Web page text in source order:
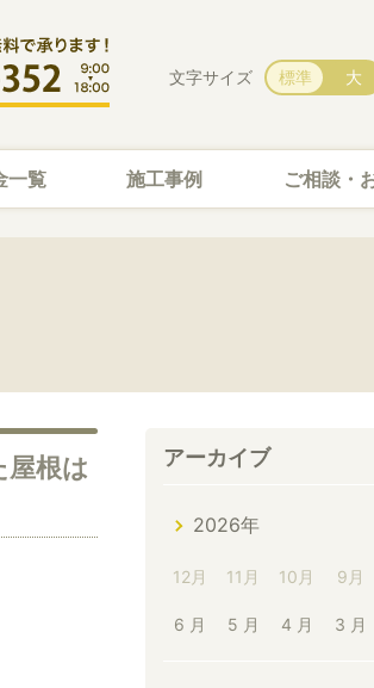
一覧 施工事例 ご相談・
文字サイズ 標準 大
根は
アーカイブ
2026年
12月 11月 10月 9月
6 月 5 月 4 月 3 月